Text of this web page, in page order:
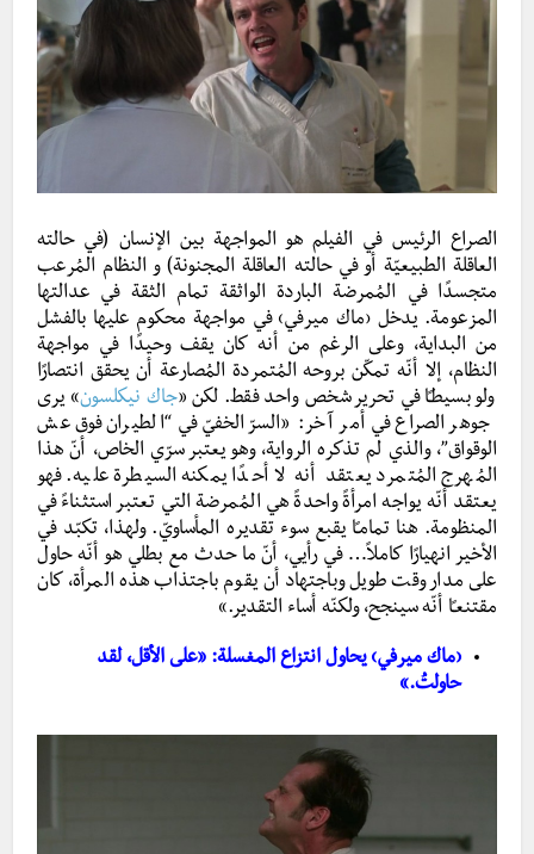
الصراع الرئيس في الفيلم هو المواجهة بين الإنسان (في حالته
العاقلة الطبيعيّة أو في حالته العاقلة المجنونة) و النظام المُرعب
متجسدًا في المُمرضة الباردة الواثقة تمام الثقة في عدالتها
المزعومة. يدخل ‹ماك ميرفي› في مواجهة محكوم عليها بالفشل
من البداية، وعلى الرغم من أنه كان يقف وحيدًا في مواجهة
النظام، إلا أنّه تمكّن بروحه المُتمردة المُصارعة أن يحقق انتصارًا
ولو بسيطـًا في تحرير شخص واحد فقط. لكن «جاك نيكلسون» يرى
جوهر الصراع في أمر آخر: «السرّ الخفيّ في “الطيران فوق عش
الوقواق”، والذي لم تذكره الرواية، وهو يعتبر سرّي الخاص، أنّ هذا
المُهرج المُتمرد يعتقد أنه لا أحدًا يمكنه السيطرة عليه. فهو
يعتقد أنّه يواجه امرأةً واحدةً هي المُمرضة التي تعتبر استثناءً في
المنظومة. هنا تمامـًا يقبع سوء تقديره المأساويّ. ولهذا، تكبّد في
الأخير انهيارًا كاملاً… في رأيي، أنّ ما حدث مع بطلي هو أنّه حاول
على مدار وقت طويل وباجتهاد أن يقوم باجتذاب هذه المرأة، كان
مقتنعـًا أنّه سينجح، ولكنّه أساء التقدير.»
‹ماك ميرفي› يحاول انتزاع المغسلة: «على الأقل، لقد
حاولتُ.»